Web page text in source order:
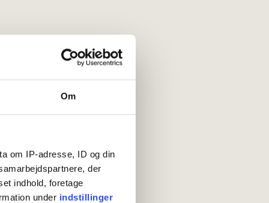
Om
om IP-adresse, ID og din
der
indhold, foretage
under indstillinger